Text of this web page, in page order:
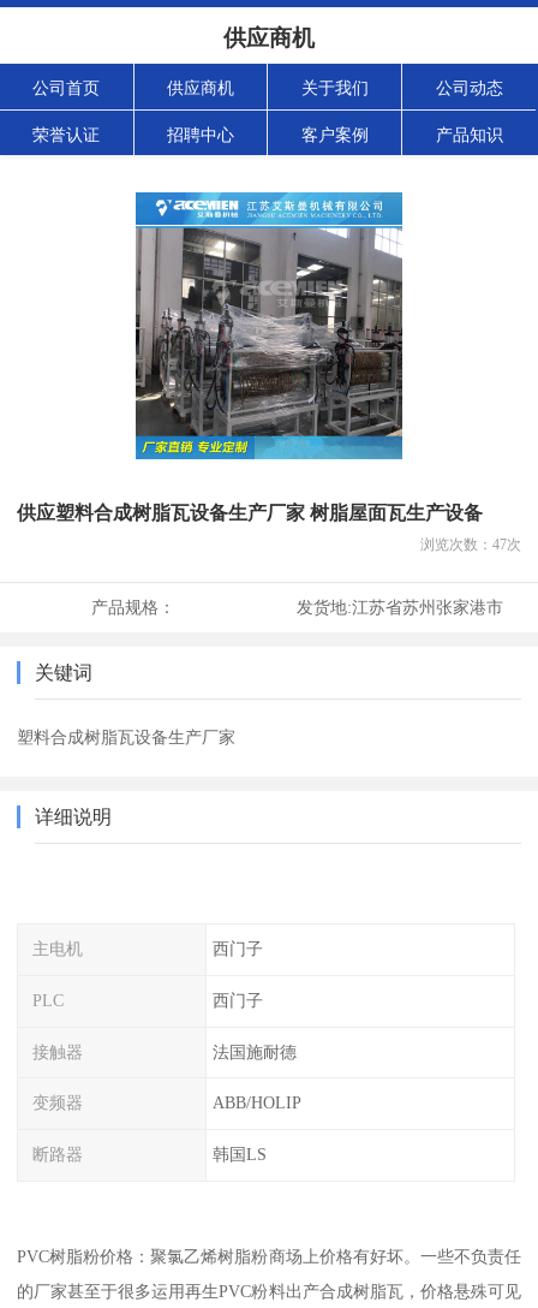
供应商机
公司首页 供应商机 关于我们 公司动态
荣誉认证 招聘中心 客户案例 产品知识
供应塑料合成树脂瓦设备生产厂家 树脂屋面瓦生产设备
浏览次数： 47次
产品规格： 发货地:江苏省苏州张家港市
关键词
塑料合成树脂瓦设备生产厂家
详细说明
主电机 西门子
PLC 西门子
接触器 法国施耐德
变频器 ABB/HOLIP
断路器 韩国LS
PVC树脂粉价格：聚氯乙烯树脂粉商场上价格有好坏。一些不负责任
的厂家甚至于很多运用再生PVC粉料出产合成树脂瓦，价格悬殊可见